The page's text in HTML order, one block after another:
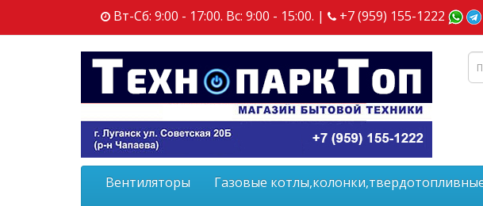
Вт-Сб: 9:00 - 17:00. Вс: 9:00 - 15:00. | +7 (959) 155-1222
Вентиляторы Газовые